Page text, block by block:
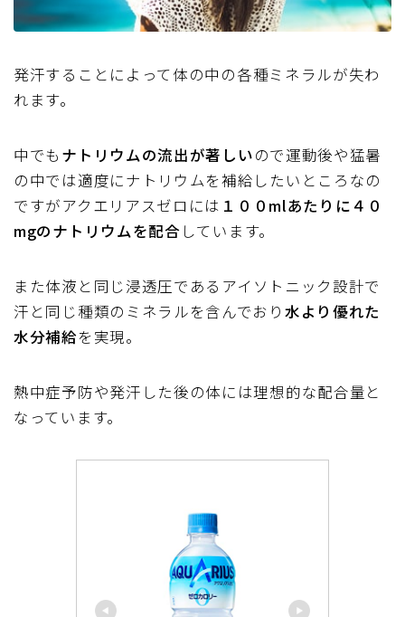
発汗することによって体の中の各種ミネラルが失わ
れます。
中でも ナトリウムの流出が著しいので運動後や猛暑
の中では適度にナトリウムを補給したいところなの
ですがアクエリアスゼロには １００mlあたりに４０
mgのナトリウムを配合 しています。
また体液と同じ浸透圧であるアイソトニック設計で
汗と同じ種類のミネラルを含んでおり 水より優れた
水分補給を実現。
熱中症予防や発汗した後の体には理想的な配合量と
なっています。